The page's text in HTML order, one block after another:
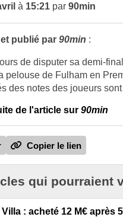
à 15:21 par 90min
publié par 90min :
de disputer sa demi-
pelouse de Fulham en
des notes des joueurs
de l'article sur 90min
Copier le lien
qui pourraient
: acheté 12 M€ après